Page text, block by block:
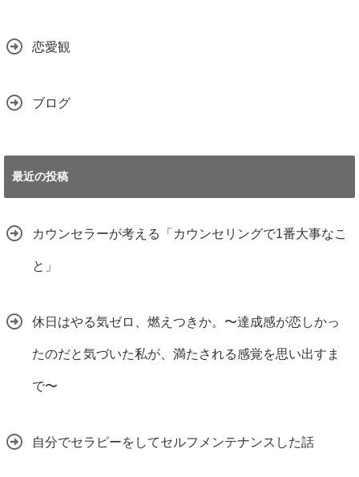
恋愛観
ブログ
最近の投稿
カウンセラーが考える「カウンセリングで1番大事なこ
と」
休日はやる気ゼロ、燃えつきか。〜達成感が恋しかっ
たのだと気づいた私が、満たされる感覚を思い出すま
で〜
自分でセラピーをしてセルフメンテナンスした話